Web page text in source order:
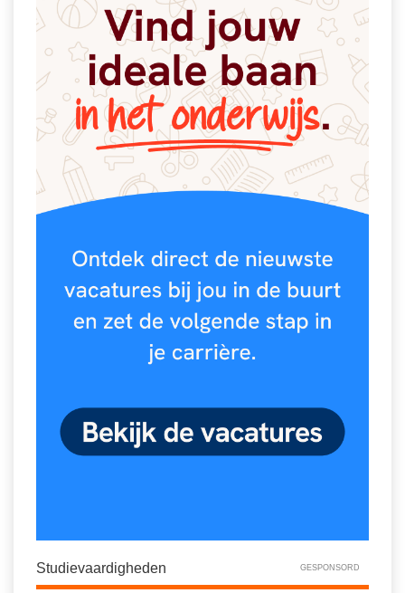
Studievaardigheden GESPONSORD